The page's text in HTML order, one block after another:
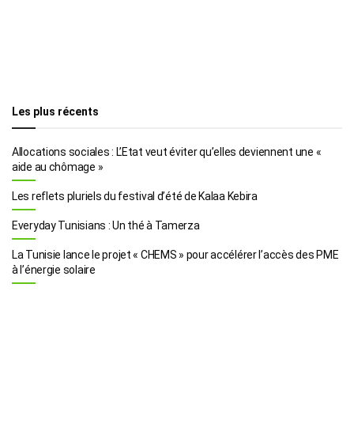
Les plus récents
Allocations sociales : L’Etat veut éviter qu’elles deviennent une «
aide au chômage »
Les reflets pluriels du festival d’été de Kalaa Kebira
Everyday Tunisians : Un thé à Tamerza
La Tunisie lance le projet « CHEMS » pour accélérer l’accès des PME
à l’énergie solaire